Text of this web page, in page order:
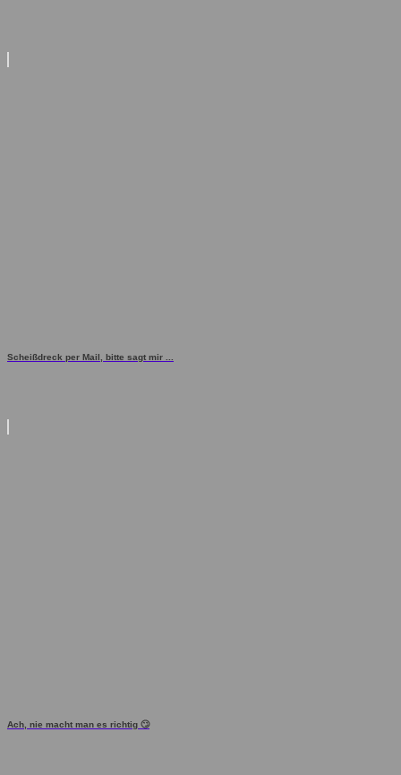
Scheißdreck per Mail, bitte sagt mir ...
Ach, nie macht man es richtig 🙄